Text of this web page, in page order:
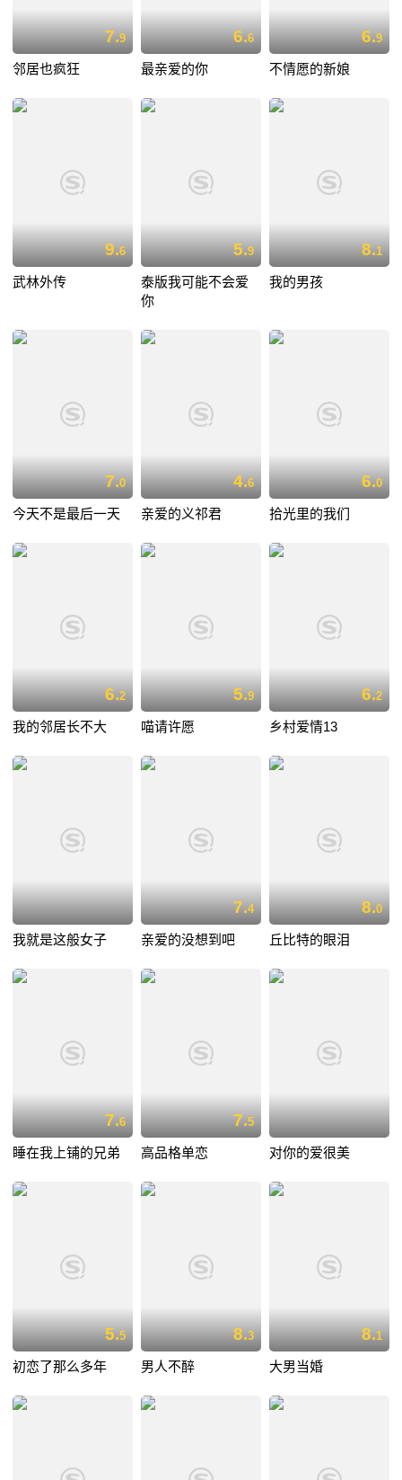
7.9
邻居也疯狂
6.6
最亲爱的你
6.9
不情愿的新娘
9.6
武林外传
5.9
泰版我可能不会爱
你
8.1
我的男孩
7.0
今天不是最后一天
4.6
亲爱的义祁君
6.0
拾光里的我们
6.2
我的邻居长不大
5.9
喵请许愿
6.2
乡村爱情13
我就是这般女子
7.4
亲爱的没想到吧
8.0
丘比特的眼泪
7.6
睡在我上铺的兄弟
7.5
高品格单恋 对你的爱很美
5.5
初恋了那么多年
8.3
男人不醉
8.1
大男当婚